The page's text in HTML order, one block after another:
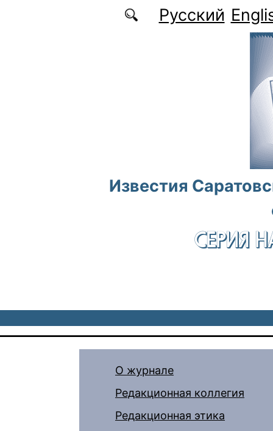
Перейти к основному содержаниюРусский
Известия
СЕРИЯ
О журнале
Редакционная коллегия
Редакционная этика